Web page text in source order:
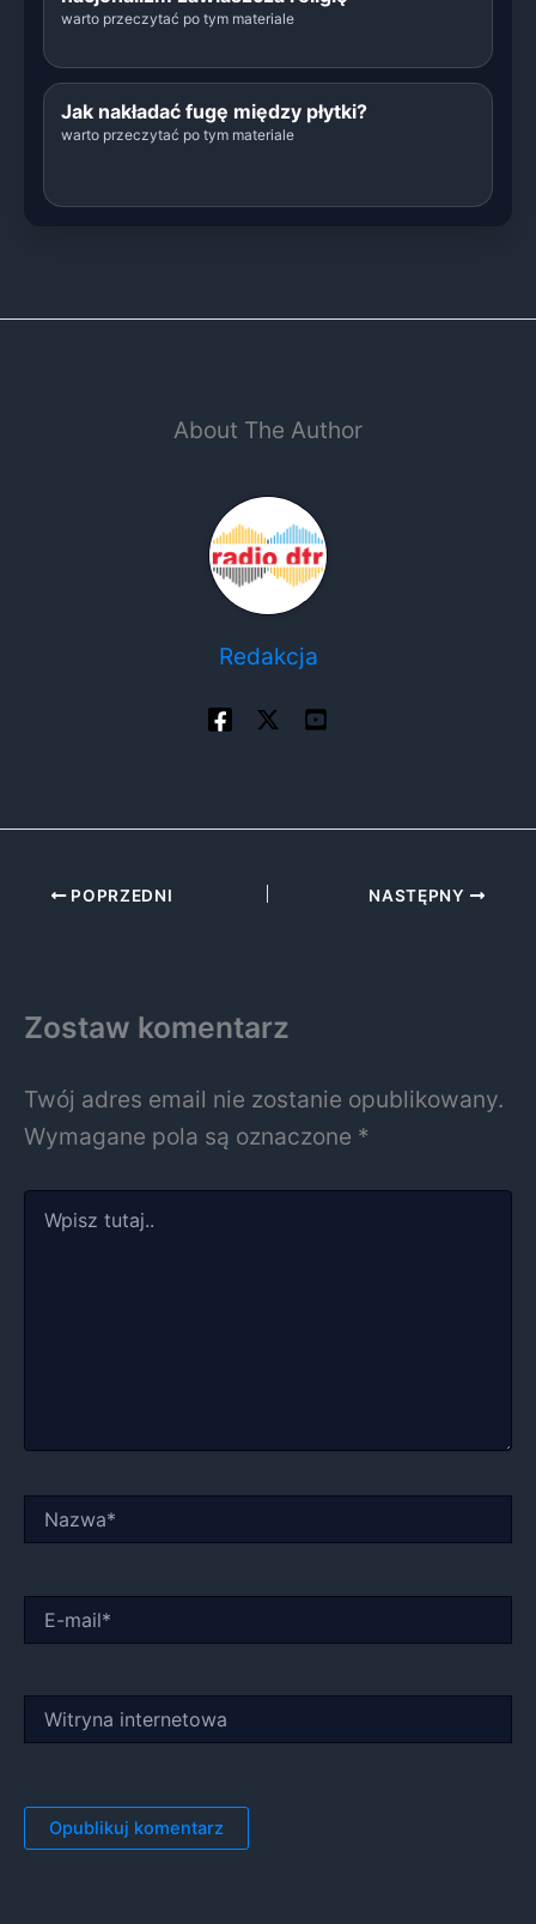
warto przeczytać po tym materiale
Jak nakładać fugę między płytki?
warto przeczytać po tym materiale
About The Author
Redakcja
POPRZEDNI NASTĘPNY
Zostaw komentarz
Twój adres email nie zostanie opublikowany.
Wymagane pola są oznaczone *
tutaj..
mail*
internetowa